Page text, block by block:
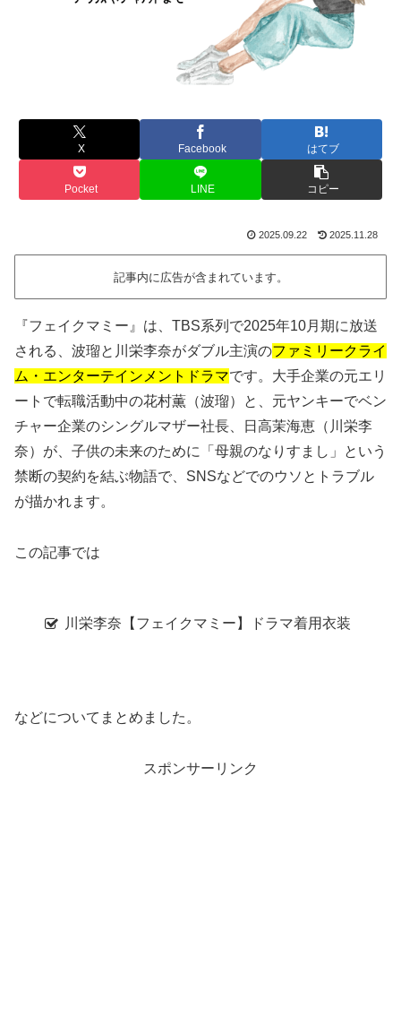
X Facebook はてブ
Pocket LINE コピー
2025.09.22 2025.11.28
記事内に広告が含まれています。
『フェイクマミー』は、TBS系列で2025年10月期に放送
される、波瑠と川栄李奈がダブル主演のファミリークライ
ム・エンターテインメントドラマです。大手企業の元エリ
ートで転職活動中の花村薫（波瑠）と、元ヤンキーでベン
チャー企業のシングルマザー社長、日高茉海恵（川栄李
奈）が、子供の未来のために「母親のなりすまし」という
禁断の契約を結ぶ物語で、SNSなどでのウソとトラブル
が描かれます。
この記事では
川栄李奈【フェイクマミー】ドラマ着用衣装
などについてまとめました。
スポンサーリンク